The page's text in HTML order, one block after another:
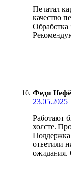
Печатал
качество
Обработка
Федя
23.05.2025
Работают
холсте.
ответили
ожидания.